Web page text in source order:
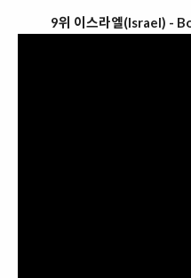
9위 이스라엘(Israel) -